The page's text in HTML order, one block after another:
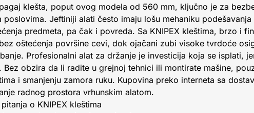
klešta, poput ovog modela od 560 mm, ključno je za
poslovima. Jeftiniji alati često imaju lošu mehaniku
predmeta, pa čak i povreda. Sa KNIPEX kleštima, brzo i
oštećenja površine cevi, dok ojačani zubi visoke tvrdoće
Profesionalni alat za držanje je investicija koja se isplati,
obzira da li radite u grejnoj tehnici ili montirate mašine,
i smanjenju zamora ruku. Kupovina preko interneta sa
radnog prostora vrhunskim alatom.
o KNIPEX kleštima